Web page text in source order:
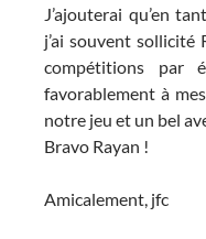
J’ajouterai qu’en
j’ai souvent
compétitions par
favorablement à
notre jeu et un bel
Bravo Rayan !
Amicalement, jfc